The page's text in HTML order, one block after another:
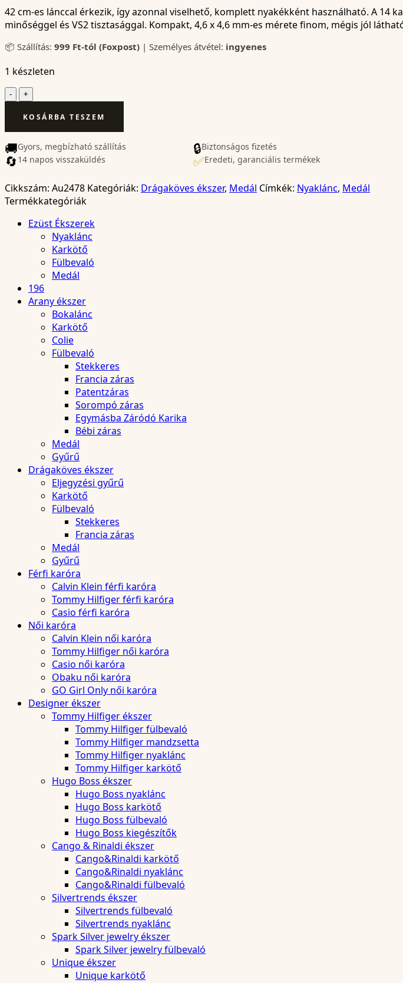
was:
388
is:
310
42 cm-es lánccal érkezik, így azonnal viselhető, komplett nyakékként használható. A 14
minőséggel és VS2 tisztasággal. Kompakt, 4,6 x 4,6 mm-es mérete finom, mégis jól
📦 Szállítás: 999 Ft-tól (Foxpost) | Személyes átvétel: ingyenes
1 készleten
Gyémánt
Fehérarany
Medál
Lánccal
–
mennyiség
KOSÁRBA TESZEM
🚚Gyors, megbízható szállítás 🔒Biztonságos fizetés
🔄14 napos visszaküldés ✅Eredeti, garanciális termékek
Cikkszám: Au2478 Kategóriák: Drágaköves ékszer, Medál Címkék: Nyaklánc, Medál
Termékkategóriák
Ezüst Ékszerek
Nyaklánc
Karkötő
Fülbevaló
Medál
196
Arany ékszer
Bokalánc
Karkötő
Colie
Fülbevaló
Stekkeres
Francia záras
Patentzáras
Sorompó záras
Egymásba Záródó Karika
Bébi záras
Medál
Gyűrű
Drágaköves ékszer
Eljegyzési gyűrű
Karkötő
Fülbevaló
Stekkeres
Francia záras
Medál
Gyűrű
Férfi karóra
Calvin Klein férfi karóra
Tommy Hilfiger férfi karóra
Casio férfi karóra
Női karóra
Calvin Klein női karóra
Tommy Hilfiger női karóra
Casio női karóra
Obaku női karóra
GO Girl Only női karóra
Designer ékszer
Tommy Hilfiger ékszer
Tommy Hilfiger fülbevaló
Tommy Hilfiger mandzsetta
Tommy Hilfiger nyaklánc
Tommy Hilfiger karkötő
Hugo Boss ékszer
Hugo Boss nyaklánc
Hugo Boss karkötő
Hugo Boss fülbevaló
Hugo Boss kiegészítők
Cango & Rinaldi ékszer
Cango&Rinaldi karkötő
Cango&Rinaldi nyaklánc
Cango&Rinaldi fülbevaló
Silvertrends ékszer
Silvertrends fülbevaló
Silvertrends nyaklánc
Spark Silver jewelry ékszer
Spark Silver jewelry fülbevaló
Unique ékszer
Unique karkötő